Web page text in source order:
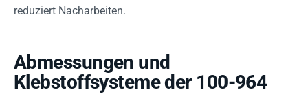
reduziert Nacharbeiten.
Abmessungen und
Klebstoffsysteme der 100-964